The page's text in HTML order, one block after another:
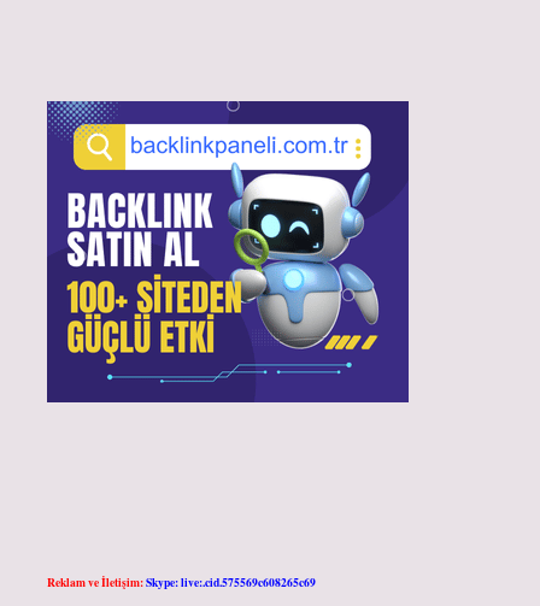
Reklam ve İletişim:Skype: live:.cid.575569c608265c69